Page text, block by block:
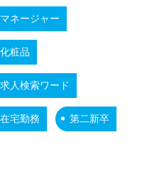
ネージャー
化粧品
人検索ワード
宅勤務 第二新卒